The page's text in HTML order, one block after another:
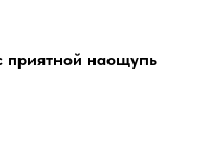
приятной наощупь